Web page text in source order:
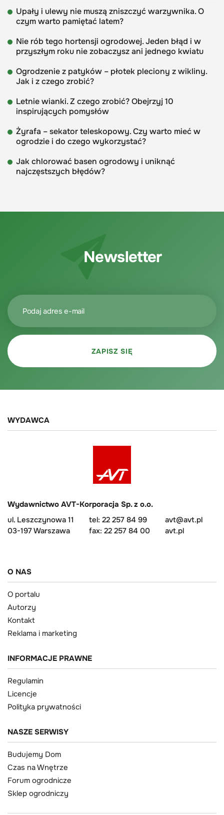
Upały i ulewy nie muszą zniszczyć warzywnika. O
czym warto pamiętać latem?
Nie rób tego hortensji ogrodowej. Jeden błąd i w
przyszłym roku nie zobaczysz ani jednego kwiatu
Ogrodzenie z patyków – płotek pleciony z wikliny.
Jak i z czego zrobić?
Letnie wianki. Z czego zrobić? Obejrzyj 10
inspirujących pomysłów
Żyrafa – sekator teleskopowy. Czy warto mieć w
ogrodzie i do czego wykorzystać?
Jak chlorować basen ogrodowy i uniknąć
najczęstszych błędów?
Newsletter
WYDAWCA
Wydawnictwo AVT-Korporacja Sp. z o.o.
ul. Leszczynowa 11
03-197 Warszawa
tel: 22 257 84 99
fax: 22 257 84 00
avt@avt.pl
avt.pl
O NAS
O portalu
Autorzy
Kontakt
Reklama i marketing
INFORMACJE PRAWNE
Regulamin
Licencje
Polityka prywatności
NASZE SERWISY
Budujemy Dom
Czas na Wnętrze
Forum ogrodnicze
Sklep ogrodniczy